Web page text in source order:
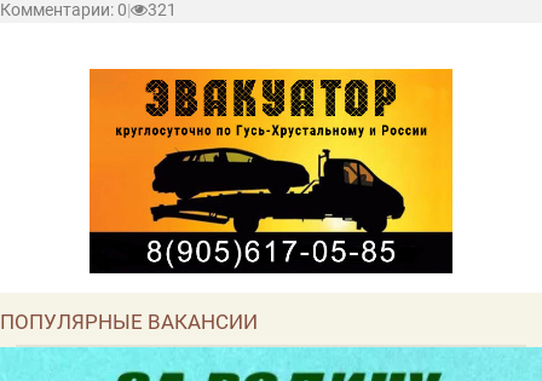
Комментарии: 0| 321
ПОПУЛЯРНЫЕ ВАКАНСИИ